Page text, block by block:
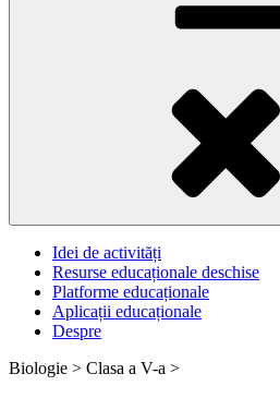
Idei de activități
Resurse educaționale deschise
Platforme educaționale
Aplicații educaționale
Despre
Biologie > Clasa a V-a >